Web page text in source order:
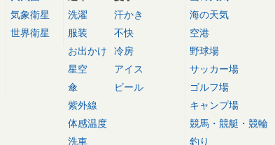
気象衛星
世界衛星
洗濯
服装
お出かけ
星空
傘
紫外線
体感温度
洗車
汗かき
不快
冷房
アイス
ビール
海の天気
空港
野球場
サッカー場
ゴルフ場
キャンプ場
競馬・競艇・競輪
釣り